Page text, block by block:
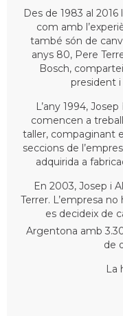
Des de 1983 al
com amb
també són de
anys 80, Pere
Bosch,
president
L’any 1994,
comencen a
taller, compaginant
seccions de
adquirida a
En 2003, Josep i
Terrer. L’empresa
es decideix de
Argentona amb
de
La